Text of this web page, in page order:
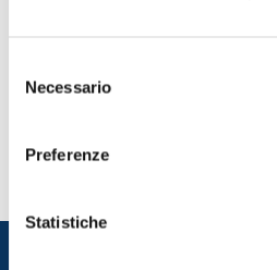
delNecessario
Preferenze
Statistiche
stato di emergenza senza
Capodelegazione di Fratelli
Europeo, Carlo Fidanza. “Ma